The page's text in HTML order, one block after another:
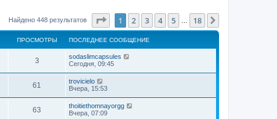
Найдено 448 результатов Страница1 из 18
1 2 3 4 5 18
ПРОСМОТРЫ ПОСЛЕДНЕЕ СООБЩЕНИЕ
3
sodaslimcapsules
Сегодня, 09:45
61
trovicielo
Вчера, 15:53
63
thoitiethomnayorgg
Вчера, 07:09